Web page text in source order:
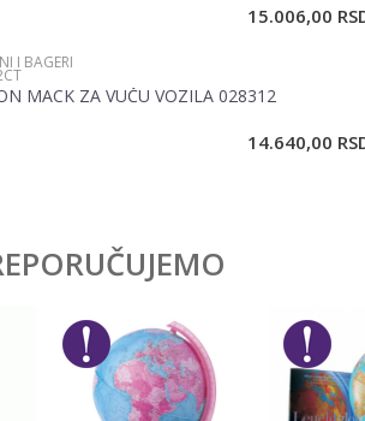
15.006,00
I BAGERI
MACK ZA VUČU VOZILA 028312
14.640,00